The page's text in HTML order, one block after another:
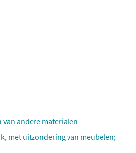
andere materialen
met uitzondering van meubelen;